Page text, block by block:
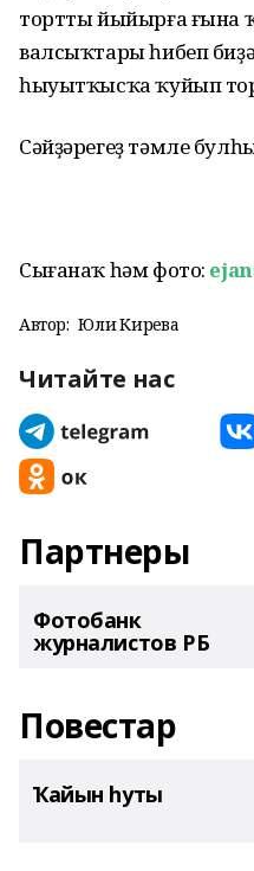
тортты йыйырға ғына
валсыҡтары һибеп
һыуытҡысҡа ҡуйып
Сәйҙәрегеҙ тәмле
Сығанаҡ һәм фото:
Автор: Юлиә Кирәева
Читайте нас
Партнеры
Фотобанк
журналистов РБ
Повестар
Ҡайын һуты